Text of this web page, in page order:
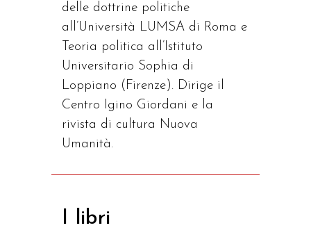
delle dottrine politiche
all’Università LUMSA di Roma e
Teoria politica all’Istituto
Universitario Sophia di
Loppiano (Firenze). Dirige il
Centro Igino Giordani e la
rivista di cultura Nuova
Umanità.
I libri